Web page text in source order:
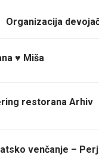
Organizacija
♥ Miša
restorana Arhiv
venčanje –